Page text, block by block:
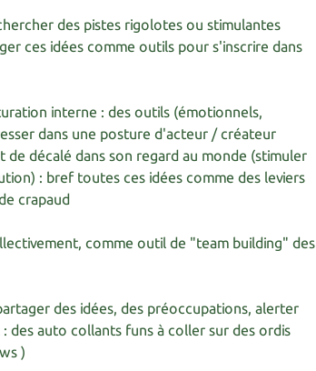
des pistes rigolotes ou stimulantes
ces idées comme outils pour s'inscrire dans
interne : des outils (émotionnels,
dans une posture d'acteur / créateur
de décalé dans son regard au monde (stimuler
: bref toutes ces idées comme des leviers
crapaud
comme outil de "team building" des
des idées, des préoccupations, alerter
des auto collants funs à coller sur des ordis
)